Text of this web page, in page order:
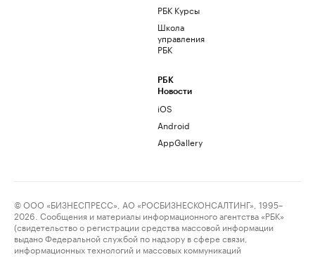
РБК Курсы
Школа
управления
РБК
РБК
Новости
iOS
Android
AppGallery
© ООО «БИЗНЕСПРЕСС», АО «РОСБИЗНЕСКОНСАЛТИНГ», 1995–
2026. Сообщения и материалы информационного агентства «РБК»
(свидетельство о регистрации средства массовой информации
выдано Федеральной службой по надзору в сфере связи,
информационных технологий и массовых коммуникаций